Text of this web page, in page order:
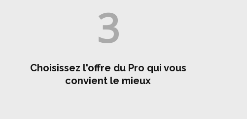
3
Choisissez l'offre du Pro qui vous
convient le mieux